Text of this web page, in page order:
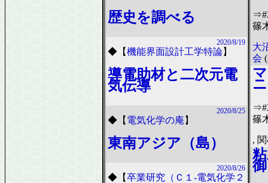
歴史を調べる
2020/8/19
◆ 【機能界面設計工学特論】
導電助材と二次元電
気伝導
2020/8/25
◆ 【 電気化学の庵 】
東南アジア（島）
2020/8/26
◆ 【卒業研究（Ｃ１-電気化学２
篠
大
会 (
篠
,
御